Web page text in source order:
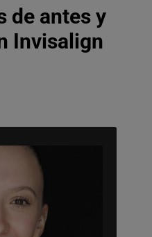
de antes y
Invisalign
cómoda con la
pero además